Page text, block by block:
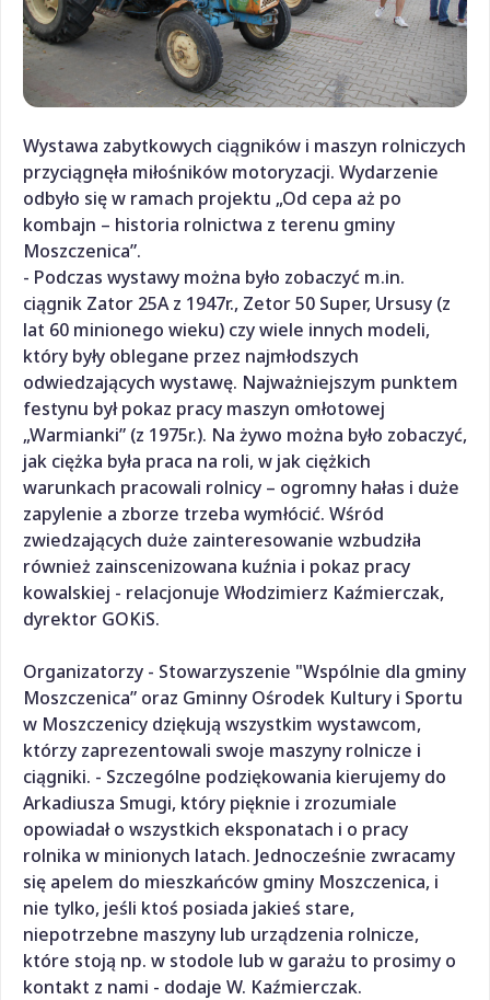
Wystawa zabytkowych ciągników i maszyn rolniczych
przyciągnęła miłośników motoryzacji. Wydarzenie
odbyło się w ramach projektu „Od cepa aż po
kombajn – historia rolnictwa z terenu gminy
Moszczenica”.
- Podczas wystawy można było zobaczyć m.in.
ciągnik Zator 25A z 1947r., Zetor 50 Super, Ursusy (z
lat 60 minionego wieku) czy wiele innych modeli,
który były oblegane przez najmłodszych
odwiedzających wystawę. Najważniejszym punktem
festynu był pokaz pracy maszyn omłotowej
„Warmianki” (z 1975r.). Na żywo można było zobaczyć,
jak ciężka była praca na roli, w jak ciężkich
warunkach pracowali rolnicy – ogromny hałas i duże
zapylenie a zborze trzeba wymłócić. Wśród
zwiedzających duże zainteresowanie wzbudziła
również zainscenizowana kuźnia i pokaz pracy
kowalskiej - relacjonuje Włodzimierz Kaźmierczak,
dyrektor GOKiS.
Organizatorzy - Stowarzyszenie "Wspólnie dla gminy
Moszczenica” oraz Gminny Ośrodek Kultury i Sportu
w Moszczenicy dziękują wszystkim wystawcom,
którzy zaprezentowali swoje maszyny rolnicze i
ciągniki. - Szczególne podziękowania kierujemy do
Arkadiusza Smugi, który pięknie i zrozumiale
opowiadał o wszystkich eksponatach i o pracy
rolnika w minionych latach. Jednocześnie zwracamy
się apelem do mieszkańców gminy Moszczenica, i
nie tylko, jeśli ktoś posiada jakieś stare,
niepotrzebne maszyny lub urządzenia rolnicze,
które stoją np. w stodole lub w garażu to prosimy o
kontakt z nami - dodaje W. Kaźmierczak.